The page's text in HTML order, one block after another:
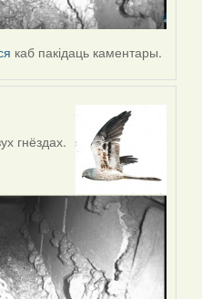
каб пакідаць каментары.
гнёздах.